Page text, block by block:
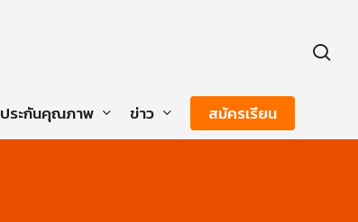
ประกันคุณภาพ ข่าว สมัครเรียน